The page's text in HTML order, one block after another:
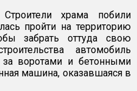
храма побили
пройти на территорию
забрать оттуда свою
автомобиль
воротами и бетонными
машина, оказавшаяся в